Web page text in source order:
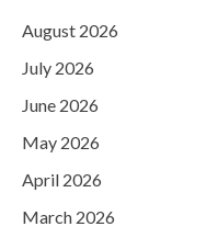
August 2026
July 2026
June 2026
May 2026
April 2026
March 2026